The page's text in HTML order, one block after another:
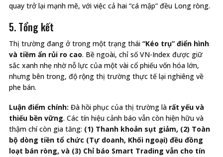
quay trở lại mạnh mẽ, với việc cả hai “cá mập” đều Long ròng.
5. Tổng kết
Thị trường đang ở trong một trạng thái “Kéo trụ” điển hình
và tiềm ẩn rủi ro cao. Bề ngoài, chỉ số VN-Index được giữ
sắc xanh nhẹ nhờ nỗ lực của một vài cổ phiếu vốn hóa lớn,
nhưng bên trong, độ rộng thị trường thực tế lại nghiêng về
phe bán.
Luận điểm chính: Đà hồi phục của thị trường là rất yếu và
thiếu bền vững. Các tín hiệu cảnh báo vẫn còn hiện hữu và
thậm chí còn gia tăng: (1) Thanh khoản sụt giảm, (2) Toàn
bộ dòng tiền tổ chức (Tự doanh, Khối ngoại) đều đồng
loạt bán ròng, và (3) Chỉ báo Smart Trading vẫn cho tín